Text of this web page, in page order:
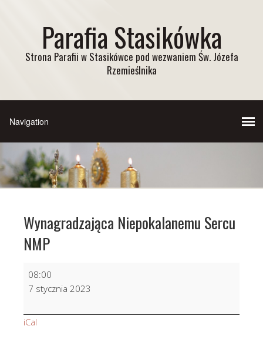
Parafia Stasikówka
Strona Parafii w Stasikówce pod wezwaniem Św. Józefa
Rzemieślnika
Wynagradzająca Niepokalanemu Sercu
NMP
Wynagradzająca
Niepokalanemu
Sercu
08:00
7 stycznia 2023
iCal